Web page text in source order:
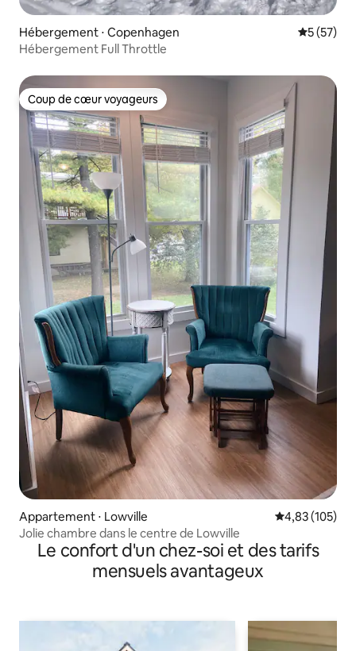
Hébergement ⋅ Copenhagen
5 (57)
Hébergement Full Throttle
Coup de cœur voyageurs
Coup de cœur voyageurs
Appartement ⋅ Lowville Évaluation
4,83 (105)
Jolie chambre dans le centre de Lowville
Le confort d'un chez-soi et des tarifs
mensuels avantageux